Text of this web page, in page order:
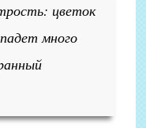
цветок
много